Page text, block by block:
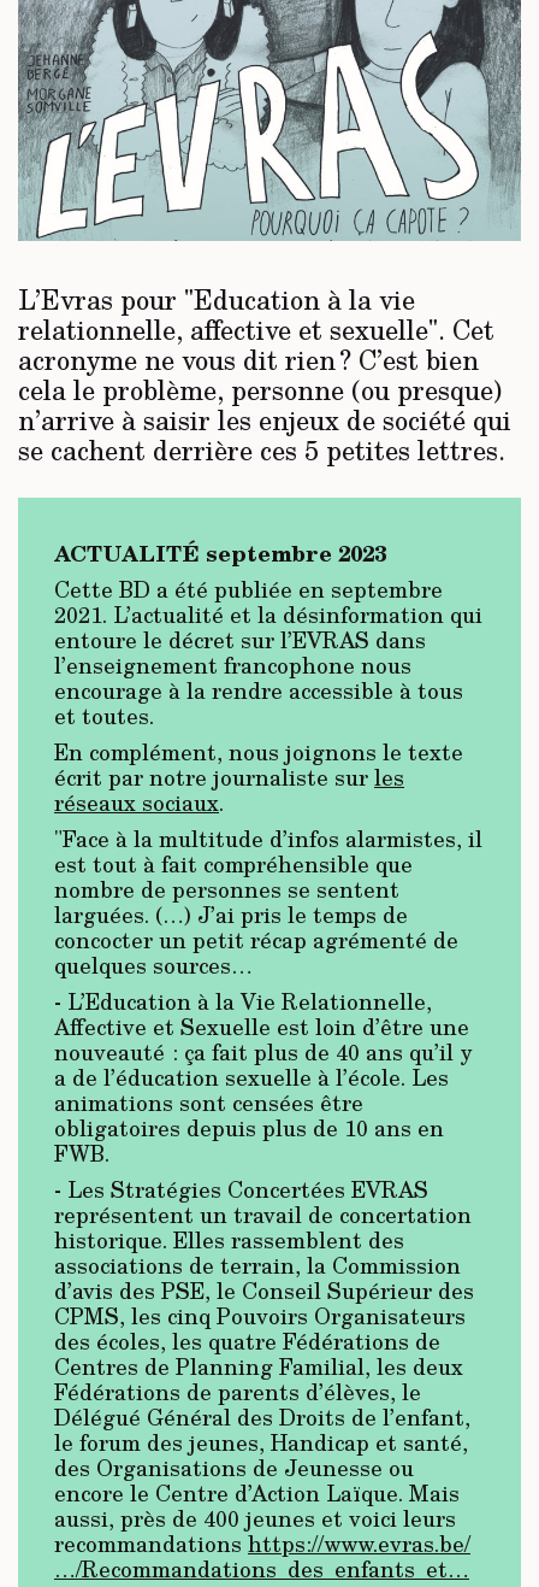
L’Evras pour "Education à la vie
relationnelle, affective et sexuelle". Cet
acronyme ne vous dit rien ? C’est bien
cela le problème, personne (ou presque)
n’arrive à saisir les enjeux de société qui
se cachent derrière ces 5 petites lettres.
ACTUALITÉ septembre 2023
Cette BD a été publiée en septembre
2021. L’actualité et la désinformation qui
entoure le décret sur l’EVRAS dans
l’enseignement francophone nous
encourage à la rendre accessible à tous
et toutes.
En complément, nous joignons le texte
écrit par notre journaliste surles
réseaux sociaux.
"Face à la multitude d’infos alarmistes, il
est tout à fait compréhensible que
nombre de personnes se sentent
larguées. (…) J’ai pris le temps de
concocter un petit récap agrémenté de
quelques sources…
- L’Education à la Vie Relationnelle,
Affective et Sexuelle est loin d’être une
nouveauté : ça fait plus de 40 ans qu’il y
a de l’éducation sexuelle à l’école. Les
animations sont censées être
obligatoires depuis plus de 10 ans en
FWB.
- Les Stratégies Concertées EVRAS
représentent un travail de concertation
historique. Elles rassemblent des
associations de terrain, la Commission
d’avis des PSE, le Conseil Supérieur des
CPMS, les cinq Pouvoirs Organisateurs
des écoles, les quatre Fédérations de
Centres de Planning Familial, les deux
Fédérations de parents d’élèves, le
Délégué Général des Droits de l’enfant,
le forum des jeunes, Handicap et santé,
des Organisations de Jeunesse ou
encore le Centre d’Action Laïque. Mais
aussi, près de 400 jeunes et voici leurs
recommandations https://www.evras.be/
…/Recommandations_des_enfants_et…